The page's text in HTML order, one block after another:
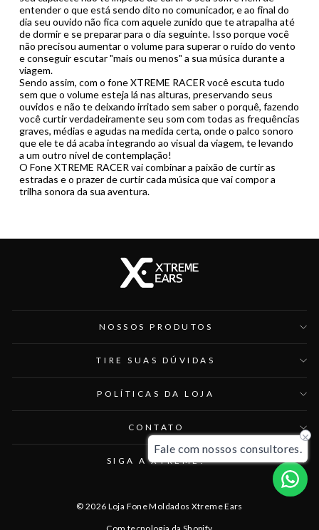
entender o que está sendo dito no comunicador, e ao final do
dia seu ouvido não fica com aquele zunido que te atrapalha até
de dormir e se preparar para o dia seguinte. Isso porque você
não precisou aumentar o volume para superar o ruído do vento
e conseguir escutar "mais ou menos" a sua música durante a
viagem.
Sendo assim, com o fone XTREME RACER você escuta tudo
sem que o volume esteja lá nas alturas, preservando seus
ouvidos e não te deixando irritado sem saber o porquê, fazendo
você curtir verdadeiramente seu som com todas as frequências
graves, médias e agudas na medida certa, onde o palco sonoro
que ele te dá acaba integrando ao visual da viagem, te levando
a um outro nível de contemplação!
O Fone XTREME RACER vai combinar a paixão de curtir as
estradas e o prazer de curtir cada música que vai compor a
trilha sonora da sua aventura.
NOSSOS PRODUTOS
TIRE SUAS DÚVIDAS
POLÍTICAS DA LOJA
CONTATO
SIGA A XTREME!
© 2026 Loja Fone Moldados Xtreme Ears
Fale com nossos consultores.